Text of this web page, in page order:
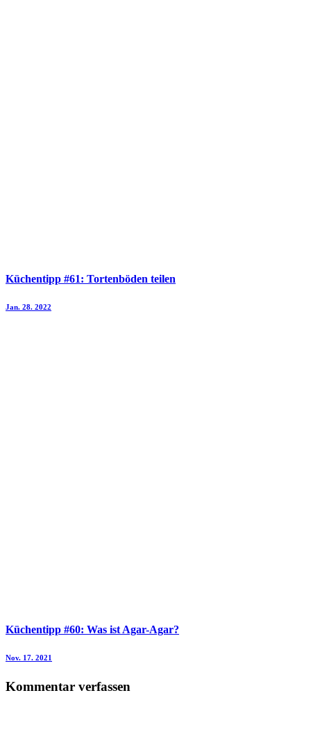
Küchentipp #61: Tortenböden teilen
Jan. 28. 2022
Küchentipp #60: Was ist Agar-Agar?
Nov. 17. 2021
Kommentar verfassen